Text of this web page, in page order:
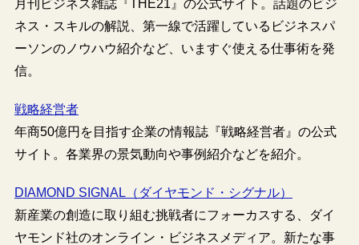
月刊ビジネス雑誌『THE21』の公式サイト。話題のビジ
ネス・スキルの解説、第一線で活躍しているビジネスパ
ーソンのノウハウ紹介など、いますぐ使える仕事術を発
信。
戦略経営者
年商50億円を目指す企業の情報誌『戦略経営者』の公式
サイト。各業界の景気動向や事例紹介などを紹介。
DIAMOND SIGNAL（ダイヤモンド・シグナル）
新産業の創造に取り組む挑戦者にフォーカスする、ダイ
ヤモンド社のオンライン・ビジネスメディア。新たな事